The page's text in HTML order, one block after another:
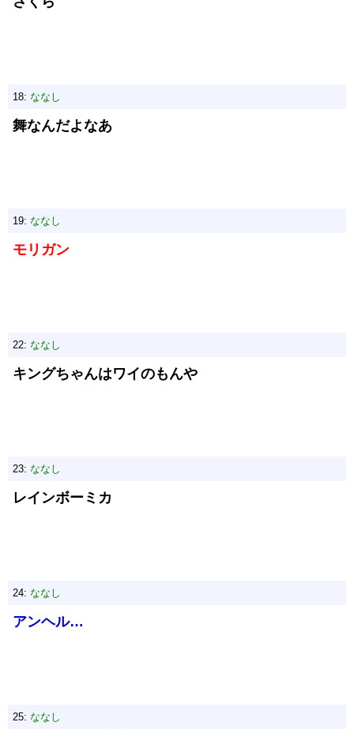
18: ななし
舞なんだよなあ
19: ななし
モリガン
22: ななし
キングちゃんはワイのもんや
23: ななし
レインボーミカ
24: ななし
アンヘル…
25: ななし